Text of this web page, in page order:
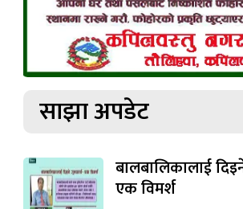
साझा अपडेट
बालबालिकालाई
एक विमर्श